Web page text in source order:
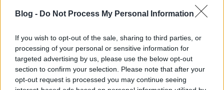
Blog - Do Not Process My Personal Information
If you wish to opt-out of the sale, sharing to third parties, or
processing of your personal or sensitive information for
targeted advertising by us, please use the below opt-out
section to confirm your selection. Please note that after your
opt-out request is processed you may continue seeing